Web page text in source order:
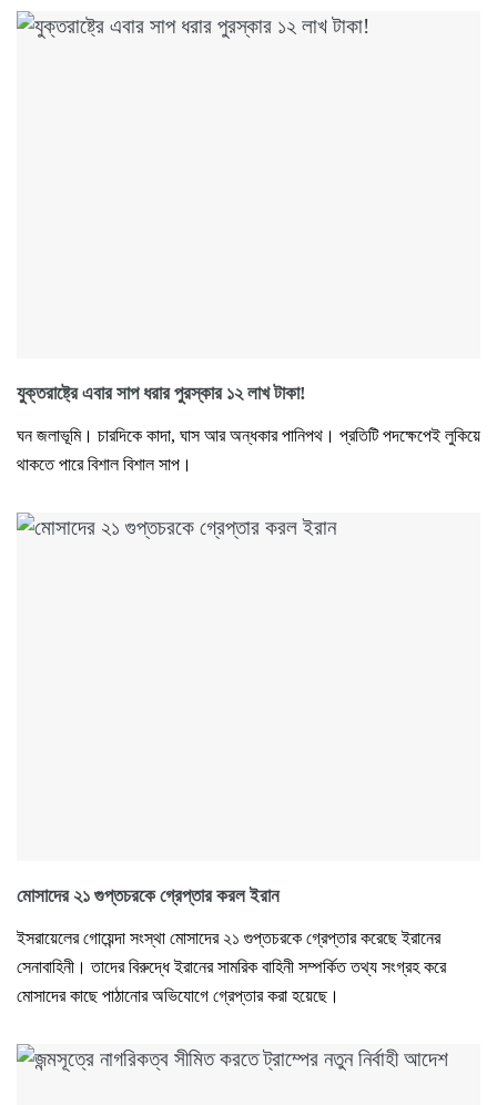
যুক্তরাষ্ট্রে এবার সাপ ধরার পুরস্কার ১২ লাখ টাকা!
ঘন জলাভূমি। চারদিকে কাদা, ঘাস আর অন্ধকার পানিপথ। প্রতিটি পদক্ষেপেই লুকিয়ে
থাকতে পারে বিশাল বিশাল সাপ।
মোসাদের ২১ গুপ্তচরকে গ্রেপ্তার করল ইরান
ইসরায়েলের গোয়েন্দা সংস্থা মোসাদের ২১ গুপ্তচরকে গ্রেপ্তার করেছে ইরানের
সেনাবাহিনী। তাদের বিরুদ্ধে ইরানের সামরিক বাহিনী সম্পর্কিত তথ্য সংগ্রহ করে
মোসাদের কাছে পাঠানোর অভিযোগে গ্রেপ্তার করা হয়েছে।